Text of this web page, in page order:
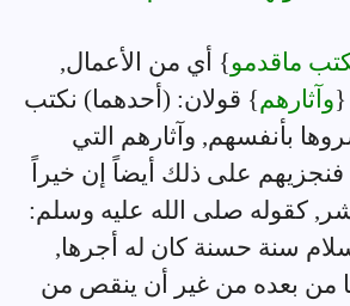
ماقدمو} أي من الأعمال,
{وآثارهم} قولان: (أحدهما) نكتب
بأنفسهم, وآثارهم التي
على ذلك أيضاً إن خيراً
كقوله صلى الله عليه وسلم:
سنة حسنة كان له أجرها,
من بعده من غير أن ينقص من